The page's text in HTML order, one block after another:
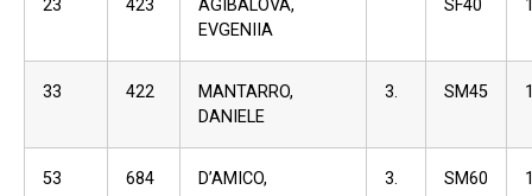
23 423
AGIBALOVA,
EVGENIIA
SF40
33 422
MANTARRO,
DANIELE
3. SM45
53 684
D’AMICO,
3. SM60